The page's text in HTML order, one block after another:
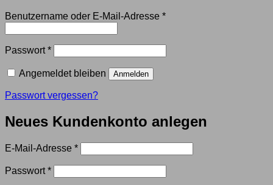
Benutzername oder E-Mail-Adresse *Erforderlich
Passwort*Erforderlich
Angemeldet bleiben Anmelden
Passwort vergessen?
Neues Kundenkonto anlegen
E-Mail-Adresse *Erforderlich
Passwort*Erforderlich